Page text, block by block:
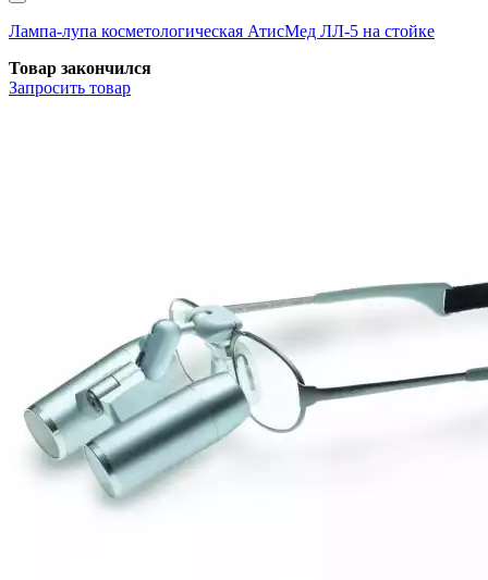
Лампа-лупа косметологическая АтисМед ЛЛ-5 на стойке
Товар закончился
Запросить товар